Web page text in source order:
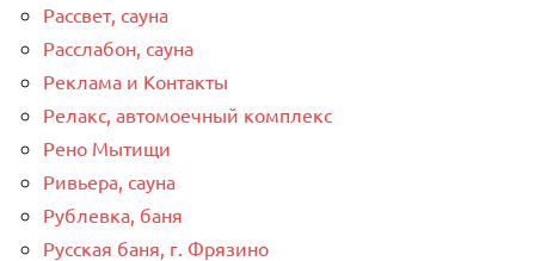
Рассвет, сауна
Расслабон, сауна
Реклама и Контакты
Релакс, автомоечный комплекс
Рено Мытищи
Ривьера, сауна
Рублевка, баня
Русская баня, г. Фрязино